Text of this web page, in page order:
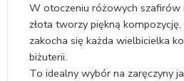
W otoczeniu różowych szafirów
złota tworzy piękną
zakocha się każda wielbicielka
biżuterii.
To idealny wybór na zaręczyny